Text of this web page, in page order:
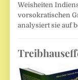
Weisheiten
vorsokratischen
analysiert sie auf